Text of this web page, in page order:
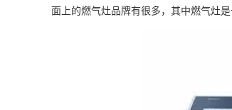
面上的燃气灶品牌有很多，其中燃气灶